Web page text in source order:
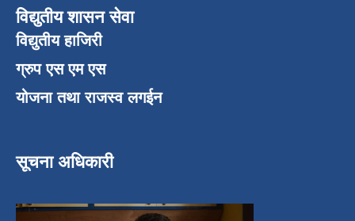
विद्युतीय शासन सेवा
विद्युतीय हाजिरी
ग्रुप एस एम एस
योजना तथा राजस्व लगईन
सूचना अधिकारी